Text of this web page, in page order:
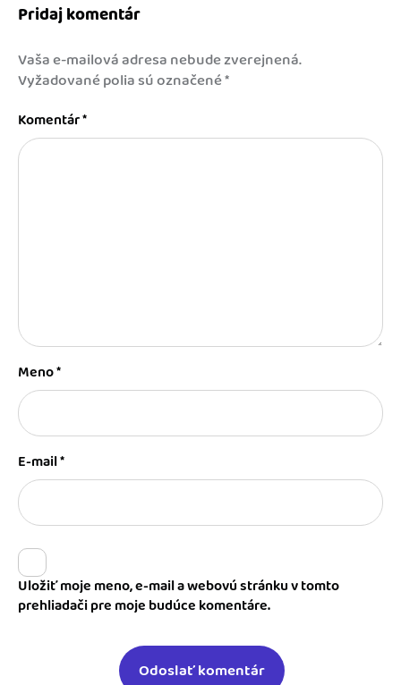
Pridaj komentár
Vaša e-mailová adresa nebude zverejnená.
Vyžadované polia sú označené*
Komentár*
Meno*
E-mail*
Uložiť moje meno, e-mail a webovú stránku v tomto
prehliadači pre moje budúce komentáre.